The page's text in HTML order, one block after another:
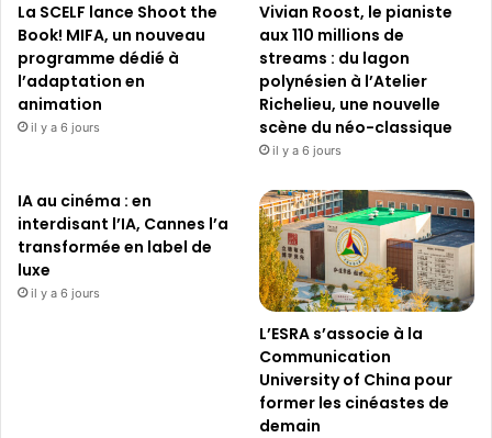
La SCELF lance Shoot the
Book! MIFA, un nouveau
programme dédié à
l’adaptation en
animation
il y a 6 jours
Vivian Roost, le pianiste
aux 110 millions de
streams : du lagon
polynésien à l’Atelier
Richelieu, une nouvelle
scène du néo-classique
il y a 6 jours
IA au cinéma : en
interdisant l’IA, Cannes l’a
transformée en label de
luxe
il y a 6 jours
L’ESRA s’associe à la
Communication
University of China pour
former les cinéastes de
demain